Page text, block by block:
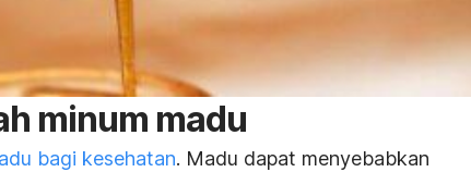
minum madu
bagi kesehatan. Madu dapat menyebabkan